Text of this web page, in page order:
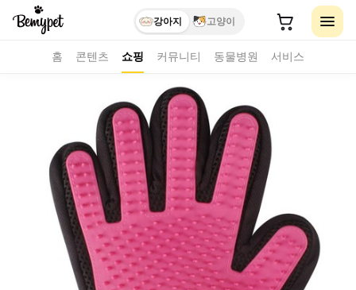
강아지 고양이
홈 콘텐츠 쇼핑 커뮤니티 동물병원 서비스